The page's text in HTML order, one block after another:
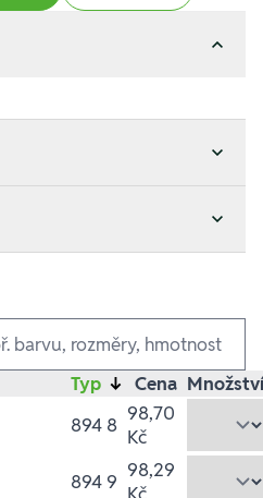
Typ ↓ Cena
894 8 98,70
Kč
894 9 98,29
Kč